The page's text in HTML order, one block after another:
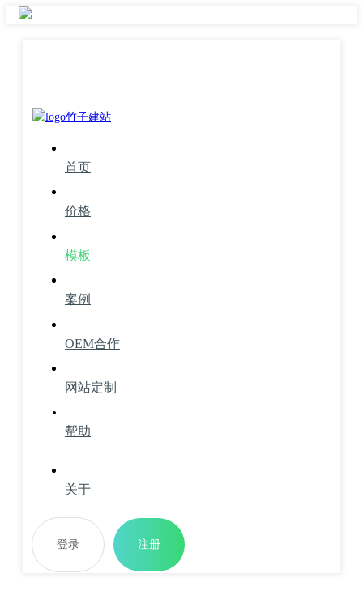
首页
价格
模板
案例
OEM合作
网站定制
帮助
关于
登录 注册